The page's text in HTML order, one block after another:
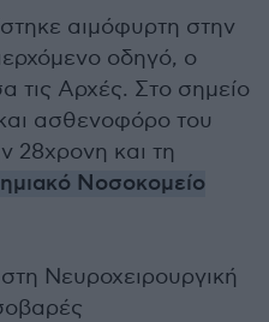
αιμόφυρτη στην
οδηγό, ο
τις Αρχές. Στο σημείο
ασθενοφόρο του
28χρονη και τη
Νοσοκομείο
Νευροχειρουργική